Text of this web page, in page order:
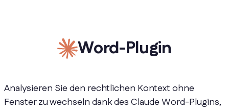
Word-Plugin
Analysieren Sie den rechtlichen Kontext ohne
Fenster zu wechseln dank des Claude Word-Plugins,